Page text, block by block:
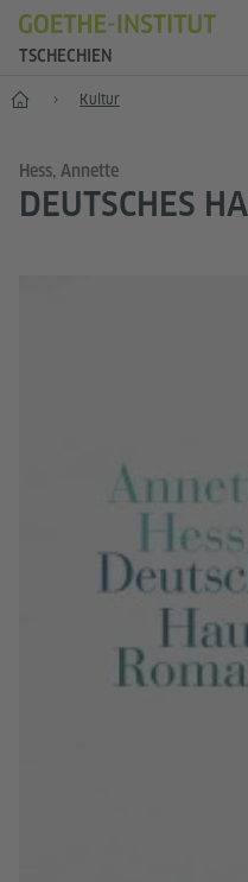
TSCHECHIEN
Start Kultur
Hess, Annette
DEUTSCHES